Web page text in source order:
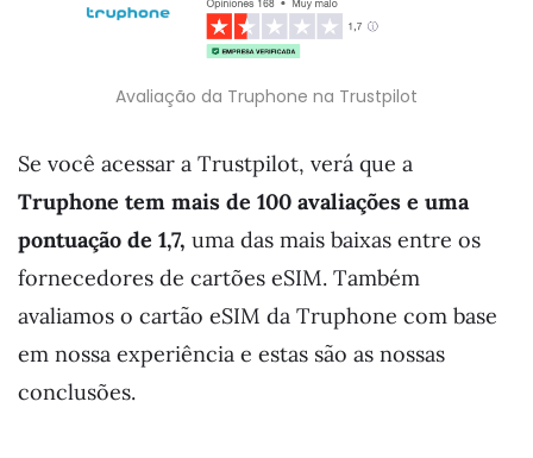
Avaliação da Truphone na Trustpilot
Se você acessar a Trustpilot, verá que a
Truphone tem mais de 100 avaliações e uma
pontuação de 1,7, uma das mais baixas entre os
fornecedores de cartões eSIM. Também
avaliamos o cartão eSIM da Truphone com base
em nossa experiência e estas são as nossas
conclusões.